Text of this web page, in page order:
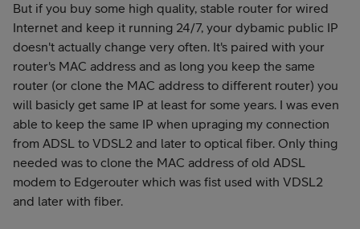
But if you buy some high quality, stable router for wired
Internet and keep it running 24/7, your dybamic public IP
doesn't actually change very often. It's paired with your
router's MAC address and as long you keep the same
router (or clone the MAC address to different router) you
will basicly get same IP at least for some years. I was even
able to keep the same IP when upraging my connection
from ADSL to VDSL2 and later to optical fiber. Only thing
needed was to clone the MAC address of old ADSL
modem to Edgerouter which was fist used with VDSL2
and later with fiber.